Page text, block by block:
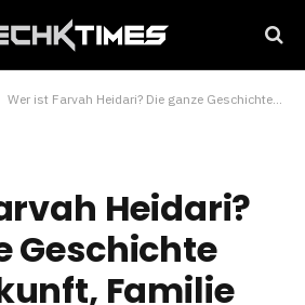
Wer ist Farvah Heidari? Die ganze Geschichte über Herkunft, Familie und Identität
Heidari?
Geschichte
Familie